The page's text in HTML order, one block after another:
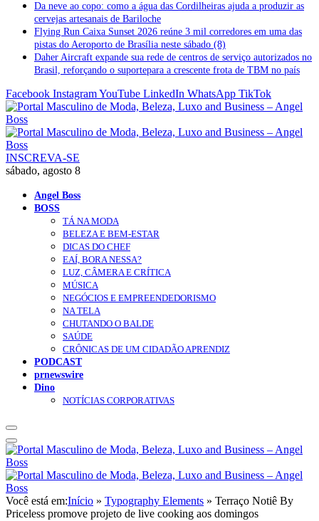
Da neve ao copo: como a água das Cordilheiras ajuda a produzir as
cervejas artesanais de Bariloche
Flying Run Caixa Sunset 2026 reúne 3 mil corredores em uma das
pistas do Aeroporto de Brasília neste sábado (8)
Daher Aircraft expande sua rede de centros de serviço autorizados no
Brasil, reforçando o suportepara a crescente frota de TBM no país
Facebook InstagramYouTube LinkedIn WhatsApp TikTok
INSCREVA-SE
sábado, agosto 8
Angel Boss
BOSS
TÁ NA MODA
BELEZA E BEM-ESTAR
DICAS DO CHEF
EAÍ, BORA NESSA?
LUZ, CÂMERA E CRÍTICA
MÚSICA
NEGÓCIOS E EMPREENDEDORISMO
NA TELA
CHUTANDO O BALDE
SAÚDE
CRÔNICAS DE UM CIDADÃO APRENDIZ
PODCAST
prnewswire
Dino
NOTÍCIAS CORPORATIVAS
Você está em:Início » Typography Elements » Terraço Notiê By
Priceless promove projeto de live cooking aos domingos